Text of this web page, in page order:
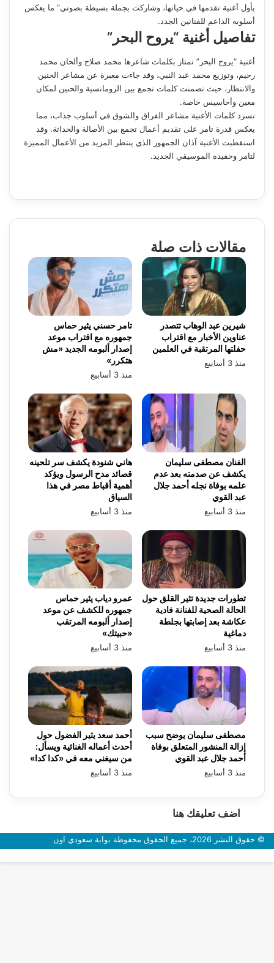
بأول أغنية تقدمها في حياتها، وشاركت بجملة بسيطة بصوتي” ما يعكس
أسلوبه الداعم للفنانين الجدد.
تفاصيل أغنية “يروح البحر”
أغنية “يروح البحر” تمتاز بكلمات شاعرها محمد صلاح وألحان محمد
رحيم، وتوزيع محمد عبد النبي، وقد جاءت معبرة عن مشاعر الحنين
والانتظار، حيث تضمنت كلمات تجمع بين الرومانسية والحنين لمكان
معين وأحاسيس خاصة.
تسرد كلمات الأغنية مشاعر الفراق والشوق في أسلوب جذاب، مما
يعكس قدرة تامر على تقديم أعمال تجمع بين الأصالة والحداثة. وقد
استقطبت الأغنية آذان الجمهور الذي ينتظر المزيد من الأعمال المميزة
لتامر وحفيده الموسيقي الجديد.
مقالات ذات صلة
تامر حسني يثير حماس
جمهوره مع اقتراب موعد
إصدار ألبومه الجديد «مش
هتكرر»
منذ 3 أسابيع
شيرين عبد الوهاب تتصدر
عناوين الأخبار مع اقتراب
حفلتها المرتقبة في العلمين
منذ 3 أسابيع
هاني شنودة يكشف سر تلحينه
قصائد مدح الرسول ويؤكد
أهمية أقباط مصر في هذا
السياق
منذ 3 أسابيع
الفنان مصطفى سليمان
يكشف عن صدمته بعد عدم
علمه بوفاة نجله أحمد جلال
عبد القوي
منذ 3 أسابيع
عمرو دياب يثير حماس
جمهوره للكشف عن موعد
إصدار ألبومه المرتقب
«حبيتك»
منذ 3 أسابيع
تطورات جديدة تثير القلق حول
الحالة الصحية للفنانة فادية
عكاشة بعد إصابتها بجلطة
دماغية
منذ 3 أسابيع
أحمد سعد يثير الفضول حول
أحدث أعماله الغنائية ويسأل:
من سيغني معه في «كدا كدا»
منذ 3 أسابيع
مصطفى سليمان يوضح سبب
إزالة المنشور المتعلق بوفاة
أحمد جلال عبد القوي
منذ 3 أسابيع
اضف تعليقك هنا
© حقوق النشر 2026، جميع الحقوق محفوظة بوابة سعودي اون